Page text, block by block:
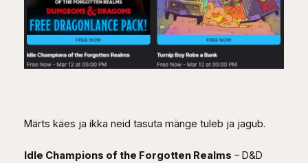
Märts käes ja ikka neid tasuta mänge tuleb ja jagub.
Idle Champions of the Forgotten Realms – D&D